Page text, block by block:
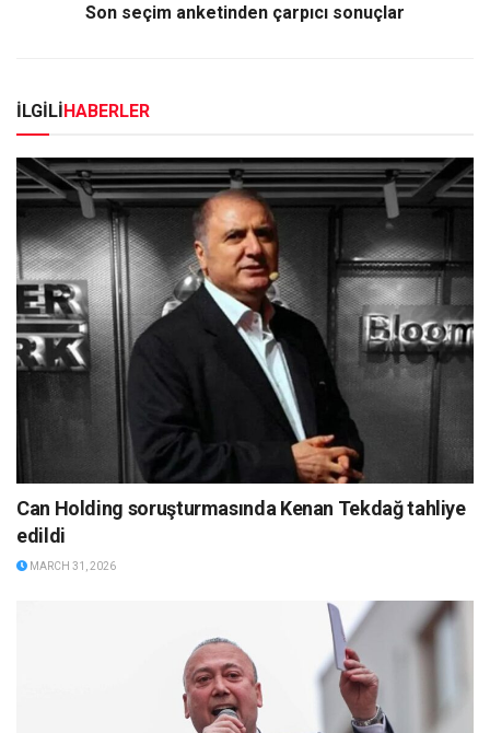
Son seçim anketinden çarpıcı sonuçlar
İLGİLİHABERLER
Can Holding soruşturmasında Kenan Tekdağ tahliye
edildi
MARCH 31, 2026